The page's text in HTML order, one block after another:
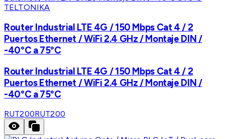
TELTONIKA
Router Industrial LTE 4G / 150 Mbps Cat 4 / 2
Puertos Ethernet / WiFi 2.4 GHz / Montaje DIN /
-40°C a 75°C
Router Industrial LTE 4G / 150 Mbps Cat 4 / 2
Puertos Ethernet / WiFi 2.4 GHz / Montaje DIN /
-40°C a 75°C
RUT200RUT200